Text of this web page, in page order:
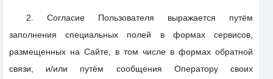
2. Согласие Пользователя выражается путём
заполнения специальных полей в формах сервисов,
размещенных на Сайте, в том числе в формах обратной
связи, и/или путём сообщения Оператору своих